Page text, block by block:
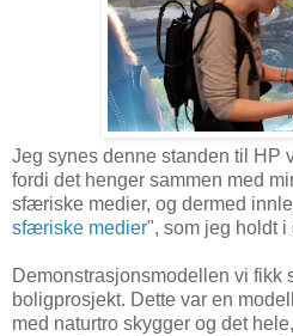
Jeg synes denne standen til HP
fordi det henger sammen med
sfæriske medier, og dermed
sfæriske medier", som jeg holdt i
Demonstrasjonsmodellen vi fikk
boligprosjekt. Dette var en
med naturtro skygger og det